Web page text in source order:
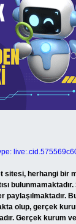
sitesi, herhangi bir
paylaşılmaktadır.
olup, gerçek
Gerçek kurum